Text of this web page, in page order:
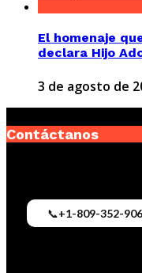
El homenaje
declara Hijo
3 de agosto de
Contáctanos
📞+1-809-352-